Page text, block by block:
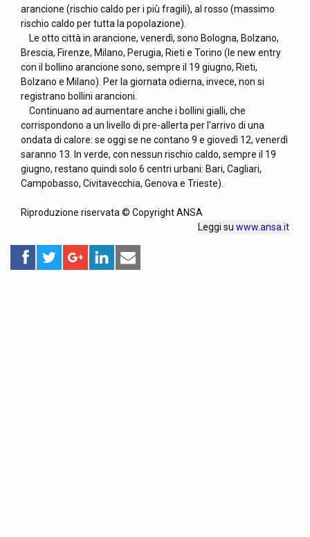
arancione (rischio caldo per i più fragili), al rosso (massimo
rischio caldo per tutta la popolazione).
Le otto città in arancione, venerdì, sono Bologna, Bolzano,
Brescia, Firenze, Milano, Perugia, Rieti e Torino (le new entry
con il bollino arancione sono, sempre il 19 giugno, Rieti,
Bolzano e Milano). Per la giornata odierna, invece, non si
registrano bollini arancioni.
Continuano ad aumentare anche i bollini gialli, che
corrispondono a un livello di pre-allerta per l'arrivo di una
ondata di calore: se oggi se ne contano 9 e giovedì 12, venerdì
saranno 13. In verde, con nessun rischio caldo, sempre il 19
giugno, restano quindi solo 6 centri urbani: Bari, Cagliari,
Campobasso, Civitavecchia, Genova e Trieste).
Riproduzione riservata © Copyright ANSA
Leggi su www.ansa.it